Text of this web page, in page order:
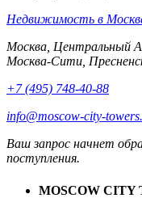
Недвижимость в
Москва, Центральный
Москва-Сити,
+7 (495) 748-40-88
info@moscow-city-
Ваш запрос начнет
поступления.
MOSCOW CITY